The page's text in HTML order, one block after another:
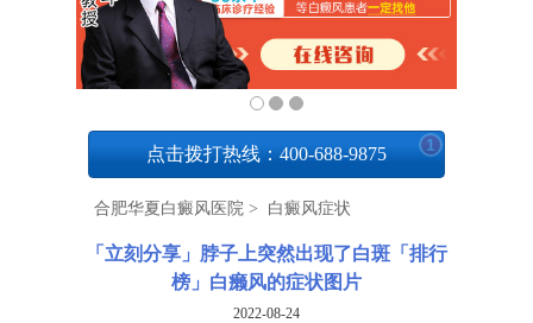
点击拨打热线：400-688-9875 1
合肥华夏白癜风医院 > 白癜风症状
「立刻分享」脖子上突然出现了白斑「排行
榜」白癞风的症状图片
2022-08-24